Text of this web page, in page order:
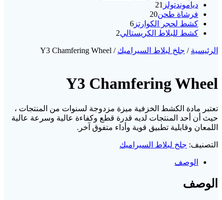
دياموندتولز 21
منتج فرشاة طحن20
منتج
كشط لحجر الكوارتز 6
6
منتجاتكشط للبلاط الكريستالي2
الرئيسية / جلخ لبلاط السيراميك / Y3 Chamfering Wheel
Y3 Chamfering Wheel
تعتبر مادة الكشط الخزفية ميزة مزدوجة لسنوات من المنتجات ،
حيث أن أحد المنتجات لديه قدرة قطع وكفاءة عالية وسرعة عالية
اللمعان وقابلية تطبيق قوية وأداء متفوق آخر.
التصنيف: جلخ لبلاط السيراميك
الوصف
الوصف